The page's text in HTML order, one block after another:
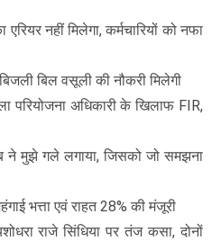
नहीं मिलेगा, कर्मचारियों को नफा
बिल वसूली की नौकरी मिलेगी
परियोजना अधिकारी के खिलाफ FIR,
ने मुझे गले लगाया, जिसको जो समझना
भत्ता एवं राहत 28% की मंजूरी
राजे सिंधिया पर तंज कसा, दोनों